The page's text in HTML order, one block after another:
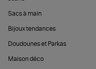
Sacs à main
Bijoux tendances
Doudounes et Parkas
Maison déco